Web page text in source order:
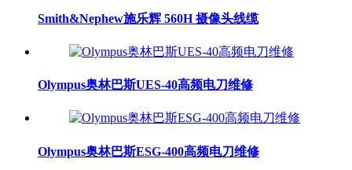
Smith&Nephew施乐辉 560H 摄像头线缆
Olympus奥林巴斯UES-40高频电刀维修
Olympus奥林巴斯ESG-400高频电刀维修